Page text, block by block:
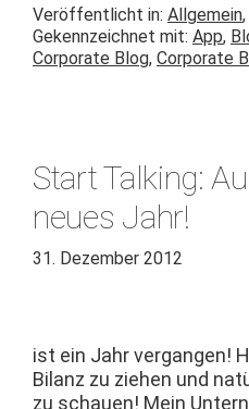
Veröffentlicht in: Allgemein,
Gekennzeichnet mit: App,
Corporate Blog, Corporate
Start Talking:
neues Jahr!
31. Dezember 2012
ist ein Jahr ver­gan­gen!
Bilanz zu ziehen und
zu schauen! Mein